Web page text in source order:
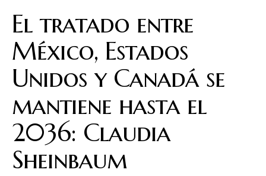
El tratado entre
México, Estados
Unidos y Canadá se
mantiene hasta el
2036: Claudia
Sheinbaum